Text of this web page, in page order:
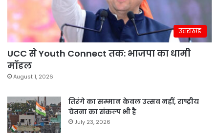
उत्तराखंड
UCC से Youth Connect तक: भाजपा का धामी
मॉडल
August 1, 2026
तिरंगे का सम्मान केवल उत्सव नहीं, राष्ट्रीय
चेतना का संकल्प भी है
July 23, 2026